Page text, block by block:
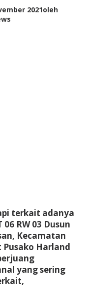
2021oleh
terkait adanya
RW 03 Dusun
Kecamatan
Pusako Harland
yang sering